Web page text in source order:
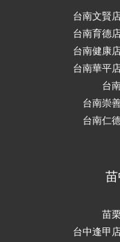
台南文賢
台南育德
台南健康
台南華平
台
台南崇
台南仁
苗
台中逢甲